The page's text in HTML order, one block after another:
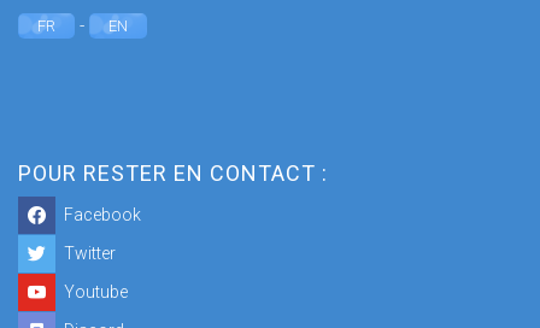
FR - EN
POUR RESTER EN CONTACT :
Facebook
Twitter
Youtube